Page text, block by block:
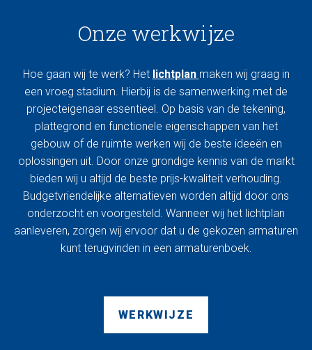
Onze werkwijze
Hoe gaan wij te werk? Het lichtplan maken wij graag in
een vroeg stadium. Hierbij is de samenwerking met de
projecteigenaar essentieel. Op basis van de tekening,
plattegrond en functionele eigenschappen van het
gebouw of de ruimte werken wij de beste ideeën en
oplossingen uit. Door onze grondige kennis van de markt
bieden wij u altijd de beste prijs-kwaliteit verhouding.
Budgetvriendelijke alternatieven worden altijd door ons
onderzocht en voorgesteld. Wanneer wij het lichtplan
aanleveren, zorgen wij ervoor dat u de gekozen armaturen
kunt terugvinden in een armaturenboek.
WERKWIJZE